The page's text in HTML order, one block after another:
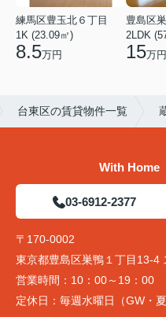
練馬区豊玉北６丁目
1K (23.09㎡)
8.5万円
豊島区
2LDK
15万円
台東区の賃貸物件一覧
With Home
03-6912-2377
〒170-0002
東京都豊島区巣鴨１丁目13-4
営業時間： 10：00～19：00
定休日： 毎週水曜日（GW・